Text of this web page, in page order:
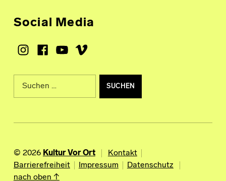
Social Media
Instagram
Facebook
Youtube
Vimeo
Suche nach:
© 2026 Kultur Vor Ort
Kontakt
Barrierefreiheit
Impressum
Datenschutz
nach oben ↑